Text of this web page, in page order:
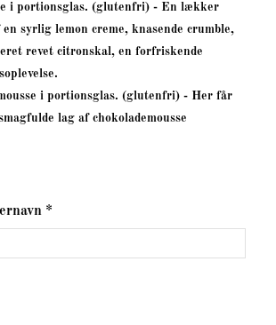
i portionsglas. (glutenfri) - En lækker
syrlig lemon creme, knasende crumble,
revet citronskal, en forfriskende
i portionsglas. (glutenfri) - Her får
lag af chokolademousse
*